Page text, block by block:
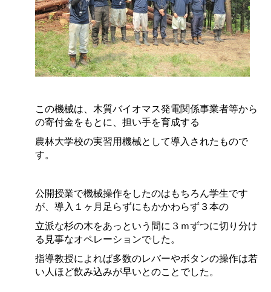
この機械は、木質バイオマス発電関係事業者等から
の寄付金をもとに、担い手を育成する
農林大学校の実習用機械として導入されたもので
す。
公開授業で機械操作をしたのはもちろん学生です
が、導入１ヶ月足らずにもかかわらず３本の
立派な杉の木をあっという間に３ｍずつに切り分け
る見事なオペレーションでした。
指導教授によれば多数のレバーやボタンの操作は若
い人ほど飲み込みが早いとのことでした。